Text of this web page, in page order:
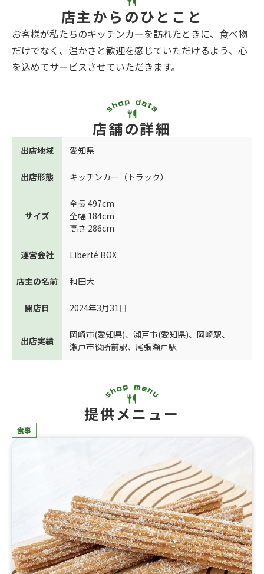
店主からのひとこと
お客様が私たちのキッチンカーを訪れたときに、食べ物
だけでなく、温かさと歓迎を感じていただけるよう、心
を込めてサービスさせていただきます。
店舗の詳細
出店地域 愛知県
出店形態 キッチンカー（トラック）
サイズ
全長 497cm
全幅 184cm
高さ 286cm
運営会社 Liberté BOX
店主の名前 和田大
開店日 2024年3月31日
出店実績
岡崎市(愛知県)、 瀬戸市(愛知県)、 岡崎駅、
瀬戸市役所前駅、 尾張瀬戸駅
提供メニュー
食事